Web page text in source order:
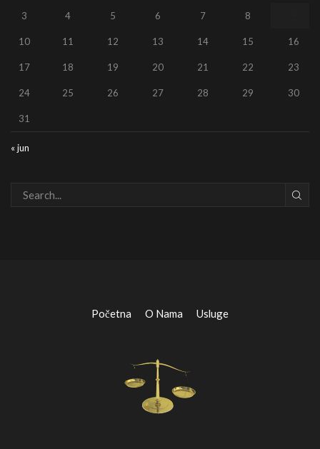
« jun
3 4 5 6 7 8
10 11 12 13 14 15 16
17 18 19 20 21 22 23
24 25 26 27 28 29 30
31
Početna O Nama Usluge